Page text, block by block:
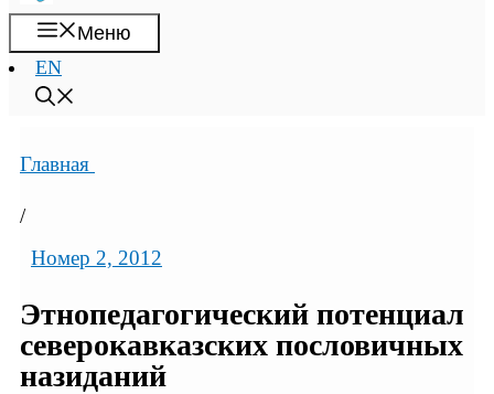
Меню
EN
Главная
/
Номер 2, 2012
Этнопедагогический потенциал
северокавказских пословичных
назиданий